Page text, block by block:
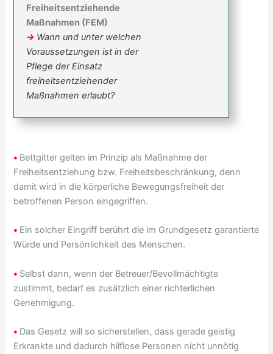
Freiheitsentziehende
Maßnahmen (FEM)
→ Wann und unter welchen
Voraussetzungen ist in der
Pflege der Einsatz
freiheitsentziehender
Maßnahmen erlaubt?
• Bettgitter gelten im Prinzip als Maßnahme der
Freiheitsentziehung bzw. Freiheitsbeschränkung, denn
damit wird in die körperliche Bewegungsfreiheit der
betroffenen Person eingegriffen.
• Ein solcher Eingriff berührt die im Grundgesetz garantierte
Würde und Persönlichkeit des Menschen.
• Selbst dann, wenn der Betreuer/Bevollmächtigte
zustimmt, bedarf es zusätzlich einer richterlichen
Genehmigung.
• Das Gesetz will so sicherstellen, dass gerade geistig
Erkrankte und dadurch hilflose Personen nicht unnötig